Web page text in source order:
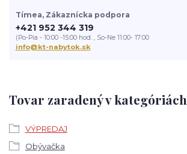
Tovar zaradený v kategóriách
VÝPREDAJ
Obývačka
Tímea, Zákaznícka podpora
+421 952 344 319
(Po-Pia - 10:00 -15:00 hod. , So-Ne 11:00- 17:00
info@kt-nabytok.sk